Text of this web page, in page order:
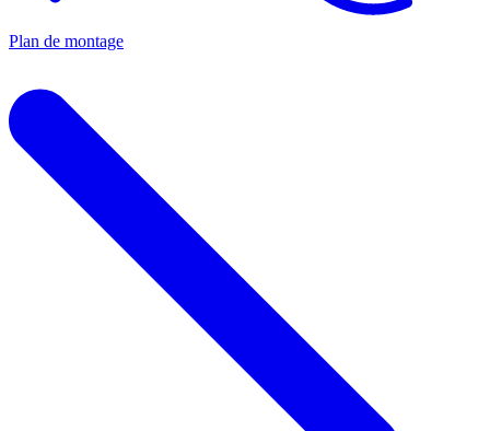
Plan de montage